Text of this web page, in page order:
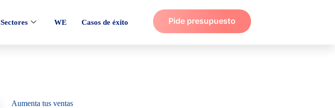
Sectores WE Casos de éxito Pide presupuesto
Aumenta tus ventas